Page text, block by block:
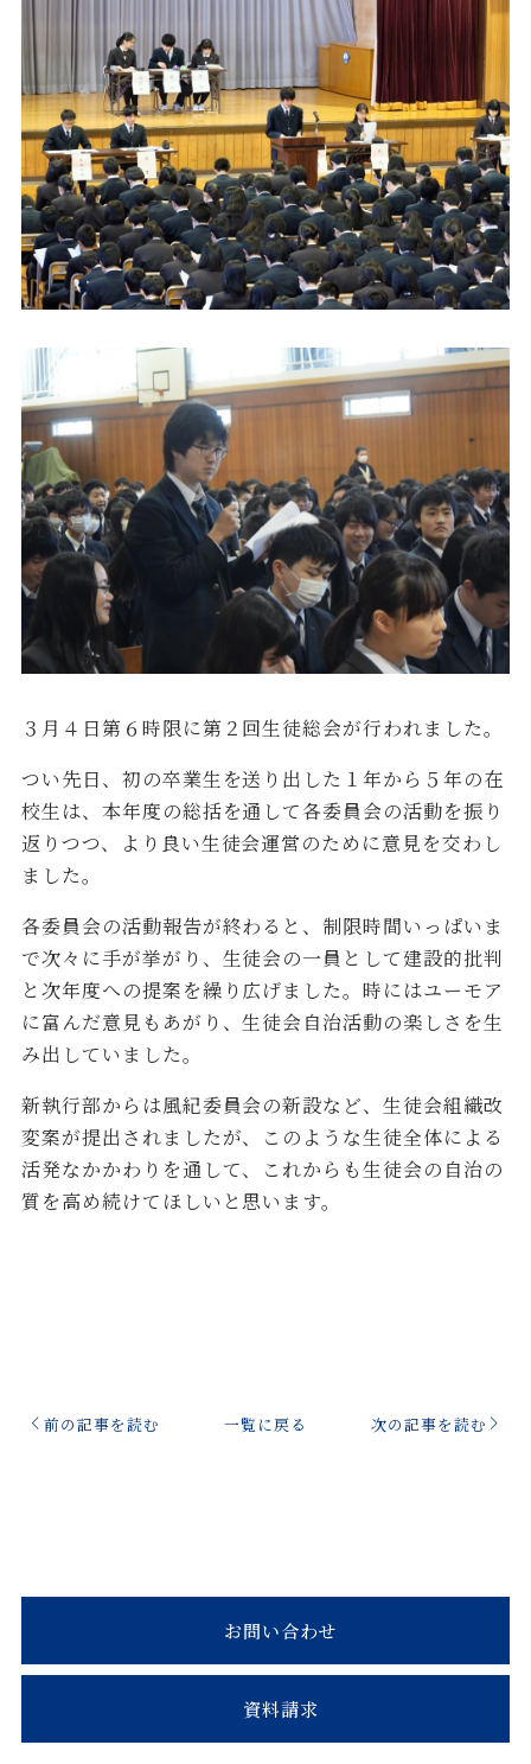
３月４日第６時限に第２回生徒総会が行われました。
つい先日、初の卒業生を送り出した１年から５年の在
校生は、本年度の総括を通して各委員会の活動を振り
返りつつ、より良い生徒会運営のために意見を交わし
ました。
各委員会の活動報告が終わると、制限時間いっぱいま
で次々に手が挙がり、生徒会の一員として建設的批判
と次年度への提案を繰り広げました。時にはユーモア
に富んだ意見もあがり、生徒会自治活動の楽しさを生
み出していました。
新執行部からは風紀委員会の新設など、生徒会組織改
変案が提出されましたが、このような生徒全体による
活発なかかわりを通して、これからも生徒会の自治の
質を高め続けてほしいと思います。
前の記事を読む 一覧に戻る 次の記事を読む
お問い合わせ
資料請求